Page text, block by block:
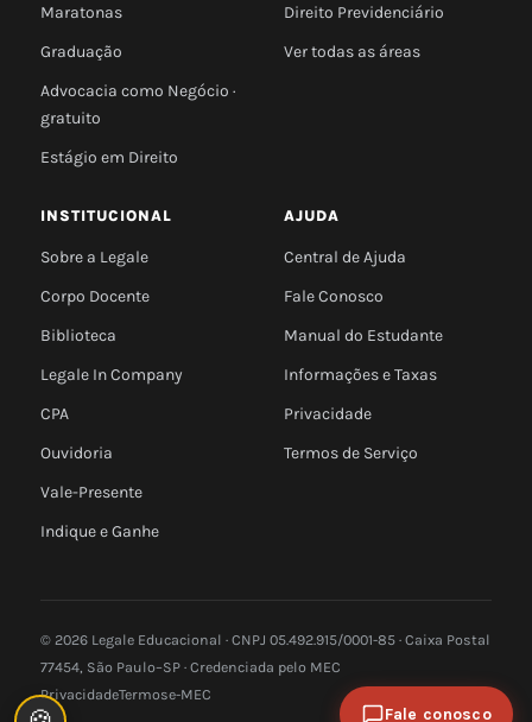
Maratonas
Graduação
Advocacia como Negócio ·
gratuito
Estágio em Direito
Direito Previdenciário
Ver todas as áreas
INSTITUCIONAL
Sobre a Legale
Corpo Docente
Biblioteca
Legale In Company
CPA
Ouvidoria
Vale-Presente
Indique e Ganhe
AJUDA
Central de Ajuda
Fale Conosco
Manual do Estudante
Informações e Taxas
Privacidade
Termos de Serviço
© 2026 Legale Educacional · CNPJ 05.492.915/0001-85 · Caixa Postal
77454, São Paulo–SP · Credenciada pelo MEC
PrivacidadeTermose-MEC
Fale conosco